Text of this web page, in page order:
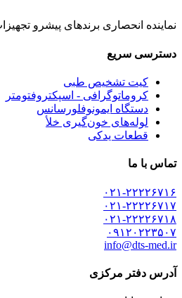
نماینده انحصاری برندهای پیشرو
دسترسی سریع
کیت تشخیص طبی
کروماتوگرافی - اسپکتروفتومتر
دستگاه ایمونوفلورسانس
لوله‌های خون‌گیری خلأ
قطعات یدکی
تماس با ما
۰۲۱-۲۲۲۲۶۷۱۶
۰۲۱-۲۲۲۲۶۷۱۷
۰۲۱-۲۲۲۲۶۷۱۸
۰۹۱۲۰۲۲۳۵۰۷
info@dts-med.ir
آدرس دفتر مرکزی